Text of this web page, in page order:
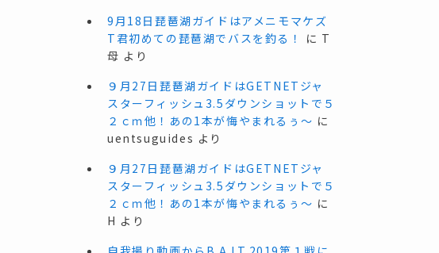
9月18日琵琶湖ガイドはアメニモマケズ
T君初めての琵琶湖でバスを釣る！
に T
母 より
９月27日琵琶湖ガイドはGETNETジャ
スターフィッシュ3.5ダウンショットで５
２ｃｍ他！あの1本が悔やまれるぅ～ に
uentsuguides より
９月27日琵琶湖ガイドはGETNETジャ
スターフィッシュ3.5ダウンショットで５
２ｃｍ他！あの1本が悔やまれるぅ～ に
H より